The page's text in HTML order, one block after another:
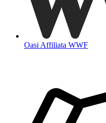
Oasi Affiliata WWF